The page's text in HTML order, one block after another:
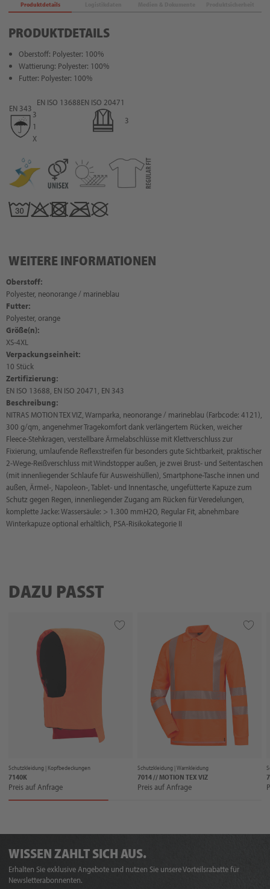
Produktdetails
PRODUKTDETAILS
Oberstoff: Polyester: 100%
Wattierung: Polyester: 100%
Futter: Polyester: 100%
EN 343
3
1
X
EN ISO 13688EN ISO 20471
3
WEITERE INFORMATIONEN
Oberstoff:
Polyester, neonorange / marineblau
Futter:
Polyester, orange
Größe(n):
XS-4XL
Verpackungseinheit:
10 Stück
Zertifizierung:
EN ISO 13688, EN ISO 20471, EN 343
Beschreibung:
NITRAS MOTION TEX VIZ, Warnparka, neonorange / marineblau (Farbcode: 4121),
300 g/qm, angenehmer Tragekomfort dank verlängertem Rücken, weicher
Fleece-Stehkragen, verstellbare Ärmelabschlüsse mit Klettverschluss zur
Fixierung, umlaufende Reflexstreifen für besonders gute Sichtbarkeit, praktischer
2-Wege-Reißverschluss mit Windstopper außen, je zwei Brust- und Seitentaschen
(mit innenliegender Schlaufe für Ausweishüllen), Smartphone-Tasche innen und
außen, Ärmel-, Napoleon-, Tablet- und Innentasche, ungefütterte Kapuze zum
Schutz gegen Regen, innenliegender Zugang am Rücken für Veredelungen,
komplette Jacke: Wassersäule: > 1.300 mmH2O, Regular Fit, abnehmbare
Winterkapuze optional erhältlich, PSA-Risikokategorie II
DAZU PASST
Schutzkleidung | Kopfbedeckungen
7140K
Preis auf Anfrage
Schutzkleidung |Warnkleidung
7014 // MOTION TEX VIZ
Preis auf Anfrage
WISSEN ZAHLT SICH AUS.
Erhalten Sie exklusive Angebote und nutzen Sie unsere Vorteilsrabatte für
Newsletterabonnenten.